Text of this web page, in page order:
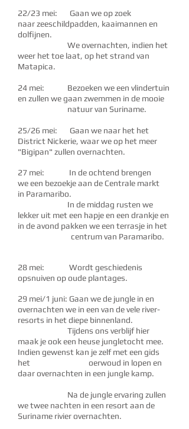
22/23 mei: Gaan we op zoek
naar zeeschildpadden, kaaimannen en
dolfijnen.
We overnachten, indien het
weer het toe laat, op het strand van
Matapica.
24 mei: Bezoeken we een vlindertuin
en zullen we gaan zwemmen in de mooie
natuur van Suriname.
25/26 mei: Gaan we naar het het
District Nickerie, waar we op het meer
"Bigipan" zullen overnachten.
27 mei: In de ochtend brengen
we een bezoekje aan de Centrale markt
in Paramaribo.
In de middag rusten we
lekker uit meteen hapje en een drankje en
in de avond pakken we een terrasje in het
centrum van Paramaribo.
28 mei: Wordt geschiedenis
opsnuiven op oude plantages.
29 mei/1 juni: Gaan we de jungle in en
overnachten we in een van de vele river-
resorts in het diepe binnenland.
Tijdens ons verblijf hier
maak je ook een heuse jungletocht mee.
Indien gewenst kan je zelf met een gids
het oerwoud in lopen en
daarovernachten in een jungle kamp.
Na de jungle ervaring zullen
we twee nachten in een resort aan de
Suriname rivier overnachten.